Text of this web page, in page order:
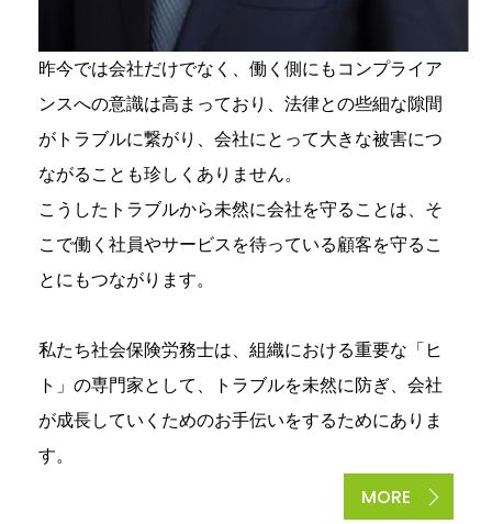
昨今では会社だけでなく、働く側にもコンプライア
ンスへの意識は高まっており、法律との些細な隙間
がトラブルに繋がり、会社にとって大きな被害につ
ながることも珍しくありません。
こうしたトラブルから未然に会社を守ることは、そ
こで働く社員やサービスを待っている顧客を守るこ
とにもつながります。
私たち社会保険労務士は、組織における重要な「ヒ
ト」の専門家として、トラブルを未然に防ぎ、会社
が成長していくためのお手伝いをするためにありま
す。
MORE